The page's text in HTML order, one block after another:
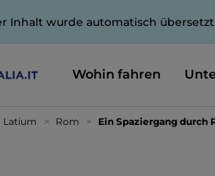
Inhalt wurde automatisch
Wohin fahren
Latium Rom Ein Spaziergang durch